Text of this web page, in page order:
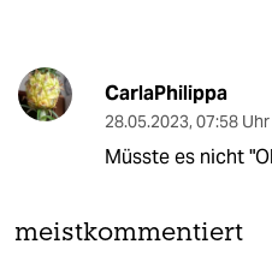
CarlaPhilippa
28.05.2023, 07:58 Uhr
Müsste es nicht
meistkommentiert